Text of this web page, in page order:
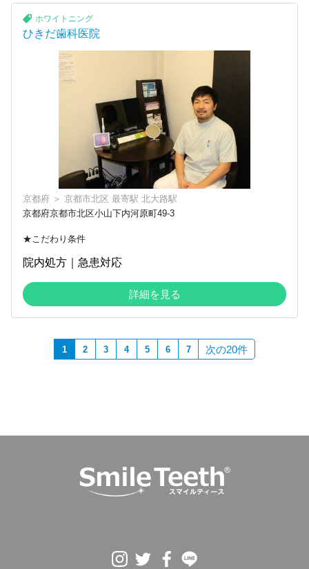
ホワイトニング
ひきだ歯科医院
京都府 ＞ 京都市北区 最寄駅 北大路駅
京都府京都市北区小山下内河原町49-3
★こだわり条件
院内処方｜急患対応
詳細を見る
1 2 3 4 5 6 7 次の20件